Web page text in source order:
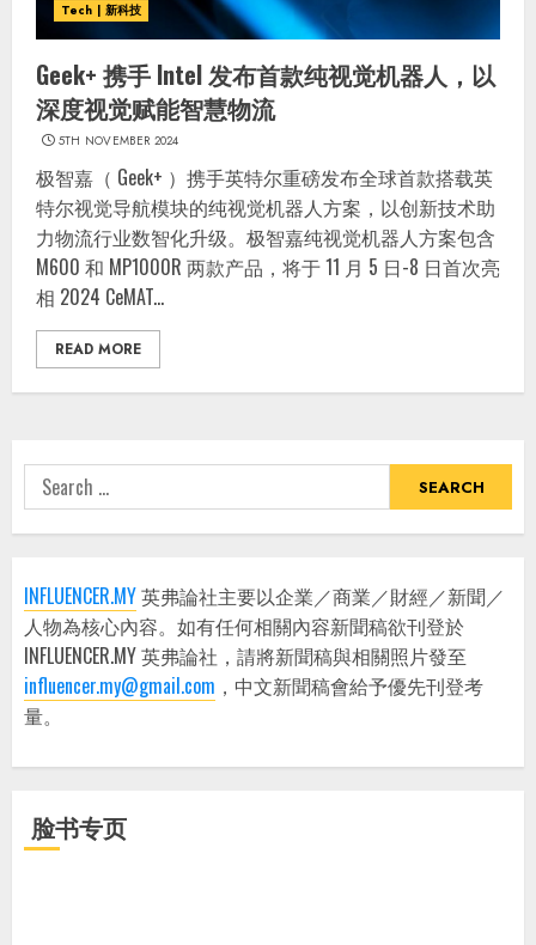
Tech | 新科技
Geek+ 携手 Intel 发布首款纯视觉机器人，以
深度视觉赋能智慧物流
5TH NOVEMBER 2024
极智嘉（ Geek+ ）携手英特尔重磅发布全球首款搭载英
特尔视觉导航模块的纯视觉机器人方案，以创新技术助
力物流行业数智化升级。极智嘉纯视觉机器人方案包含
M600 和 MP1000R 两款产品，将于 11 月 5 日-8 日首次亮
相 2024 CeMAT...
READ MORE
Search
for:
INFLUENCER.MY英弗論社主要以企業／商業／財經／新聞／
人物為核心內容。如有任何相關內容新聞稿欲刊登於
INFLUENCER.MY 英弗論社，請將新聞稿與相關照片發至
influencer.my@gmail.com ，中文新聞稿會給予優先刊登考
量。
脸书专页